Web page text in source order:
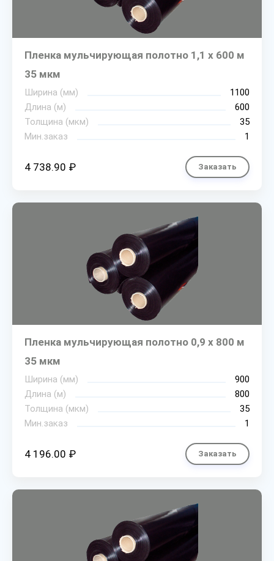
Пленка мульчирующая полотно 1,1 х 600 м
35 мкм
Ширина (мм)
1100
Длина (м)
600
Толщина (мкм)
35
Мин.заказ
1
4 738.90 ₽ Заказать
Пленка мульчирующая полотно 0,9 х 800 м
35 мкм
Ширина (мм)
900
Длина (м)
800
Толщина (мкм)
35
Мин.заказ
1
4 196.00 ₽ Заказать